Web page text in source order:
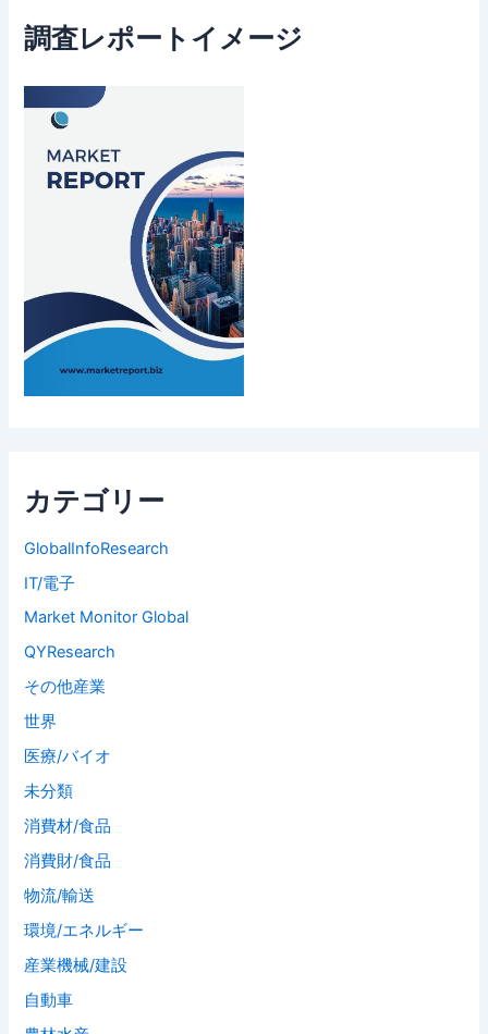
調査レポートイメージ
カテゴリー
GlobalInfoResearch
IT/電子
Market Monitor Global
QYResearch
その他産業
世界
医療/バイオ
未分類
消費材/食品
消費財/食品
物流/輸送
環境/エネルギー
産業機械/建設
自動車